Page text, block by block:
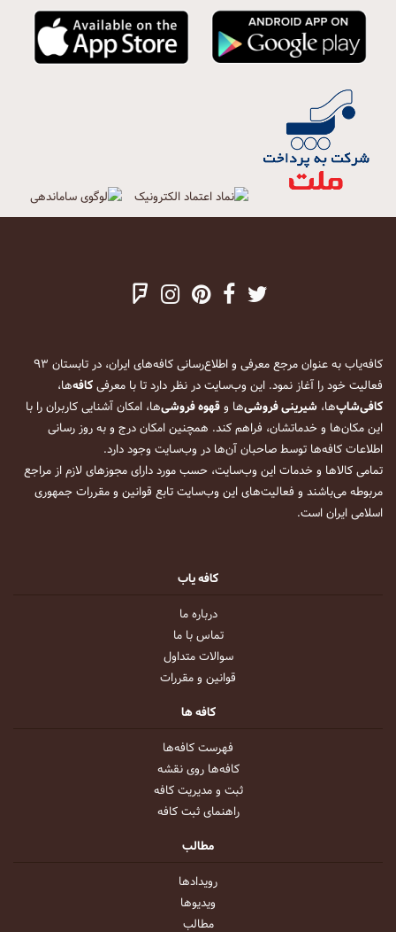
کافه‌یاب به عنوان مرجع معرفی و اطلاع‌رسانی کافه‌های ایران، در تابستان ۹۳
فعالیت خود را آغاز نمود. این وب‌سایت در نظر دارد تا با معرفیکافه‌ها،
کافی‌شاپ‌ها، شیرینی فروشی‌ها وقهوه فروشی‌ها، امکان آشنایی کاربران را با
این مکان‌ها و خدماتشان، فراهم کند. همچنین امکان درج و به روز رسانی
اطلاعات کافه‌ها توسط صاحبان آن‌ها در وب‌سایت وجود دارد.
تمامی کالاها و خدمات این وب‌سایت، حسب مورد دارای مجوزهای لازم از مراجع
مربوطه می‌باشند و فعالیت‌های این وب‌سایت تابع قوانین و مقررات جمهوری
اسلامی ایران است.
کافه یاب
درباره ما
تماس با ما
سوالات متداول
قوانین و مقررات
کافه ها
فهرست کافه‌ها
کافه‌ها روی نقشه
ثبت و مدیریت کافه
راهنمای ثبت کافه
مطالب
رویداد‌ها
ویدیو‌ها
مطالب